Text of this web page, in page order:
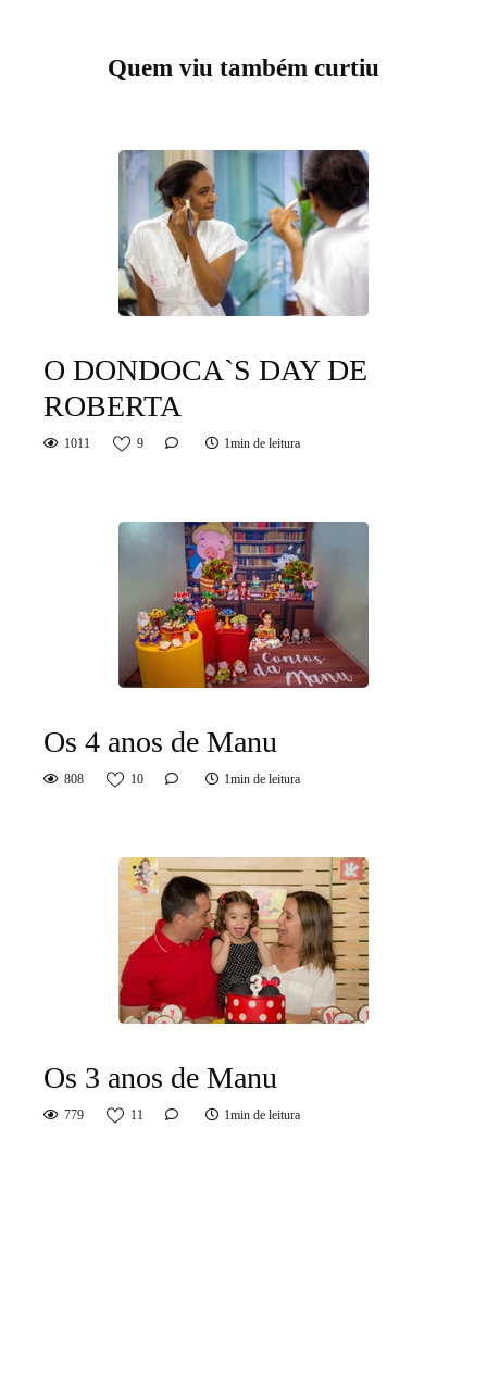
Quem viu também curtiu
O DONDOCA`S DAY DE
ROBERTA
1011 9 1min de leitura
Os 4 anos de Manu
808 10 1min de leitura
Os 3 anos de Manu
779 11 1min de leitura